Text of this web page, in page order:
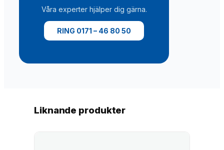
Våra experter hjälper dig gärna.
RING 0171 – 46 80 50
Liknande produkter